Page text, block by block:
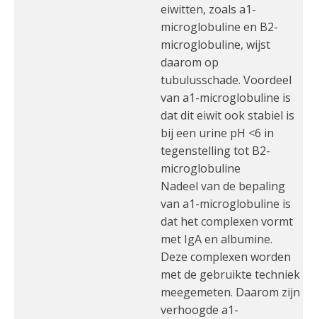
eiwitten, zoals a1-
microglobuline en B2-
microglobuline, wijst
daarom op
tubulusschade. Voordeel
van a1-microglobuline is
dat dit eiwit ook stabiel is
bij een urine pH <6 in
tegenstelling tot B2-
microglobuline
Nadeel van de bepaling
van a1-microglobuline is
dat het complexen vormt
met IgA en albumine.
Deze complexen worden
met de gebruikte techniek
meegemeten. Daarom zijn
verhoogde a1-